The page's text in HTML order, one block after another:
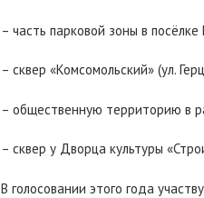
– часть парковой зоны в
– сквер «Комсомольский» (ул.
– общественную территорию в
– сквер у Дворца культуры
В голосовании этого года